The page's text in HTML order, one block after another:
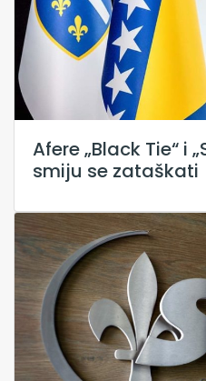
Afere „Black Tie“ i
smiju se zataškati